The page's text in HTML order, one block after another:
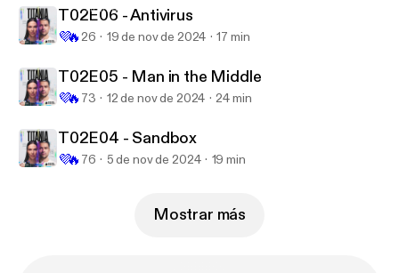
Titania
T02E06 - Antivirus
💜🔥 26 19 de nov de 2024 17 min
T02E05 - Man in the Middle
💜🔥 73 12 de nov de 2024 24 min
T02E04 - Sandbox
💜🔥 76 5 de nov de 2024 19 min
Mostrar más